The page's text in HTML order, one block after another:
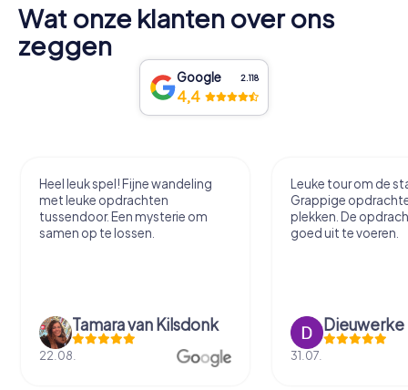
Wat onze klanten over ons
zeggen
Google 2.118
4,4
Heel leuk spel! Fijne wandeling
met leuke opdrachten
tussendoor. Een mysterie om
samen op te lossen.
Tamara van Kilsdonk
22.08.
Leuke tour om de
Grappige
plekken. De
goed uit te voeren.
31.07.